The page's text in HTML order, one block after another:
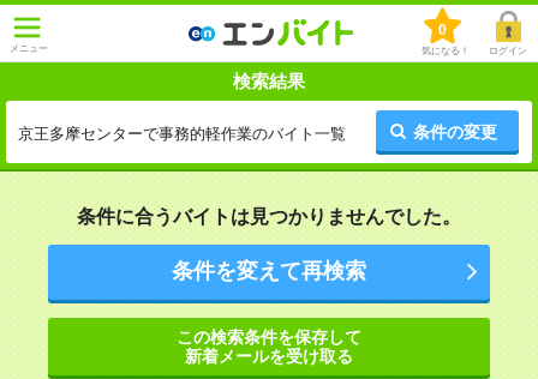
メニュー
0
気になる！ ログイン
検索結果
京王多摩センターで事務的軽作業のバイト一覧 条件の変更
条件に合うバイトは見つかりませんでした。
条件を変えて再検索
この検索条件を保存して
新着メールを受け取る